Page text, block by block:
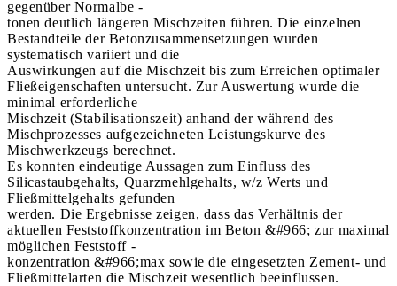
gegenüber Normalbe -
tonen deutlich längeren Mischzeiten führen. Die einzelnen
Bestandteile der Betonzusammensetzungen wurden
systematisch variiert und die
Auswirkungen auf die Mischzeit bis zum Erreichen optimaler
Fließeigenschaften untersucht. Zur Auswertung wurde die
minimal erforderliche
Mischzeit (Stabilisationszeit) anhand der während des
Mischprozesses aufgezeichneten Leistungskurve des
Mischwerkzeugs berechnet.
Es konnten eindeutige Aussagen zum Einfluss des
Silicastaubgehalts, Quarzmehlgehalts, w/z Werts und
Fließmittelgehalts gefunden
werden. Die Ergebnisse zeigen, dass das Verhältnis der
aktuellen Feststoffkonzentration im Beton &#966; zur maximal
möglichen Feststoff -
konzentration &#966;max sowie die eingesetzten Zement- und
Fließmittelarten die Mischzeit wesentlich beeinflussen.